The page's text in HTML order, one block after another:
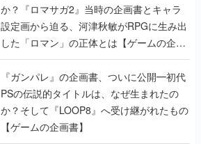
か？『ロマサガ2』当時の企画書とキャラ
設定画から迫る、河津秋敏がRPGに生み出
した「ロマン」の正体とは【ゲームの企画
書】
『ガンパレ』の企画書、ついに公開━初代
PSの伝説的タイトルは、なぜ生まれたの
か？そして『LOOP8』へ受け継がれたもの
【ゲームの企画書】